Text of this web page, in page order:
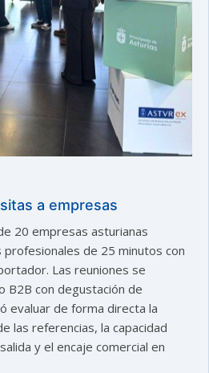
a empresas
20 empresas asturianas
de 25 minutos con
Las reuniones se
B2B con degustación de
evaluar de forma directa la
las referencias, la capacidad
y el encaje comercial en